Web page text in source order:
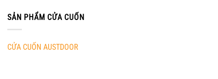
SẢN PHẨM CỬA CUỐN
CỬA CUỐN AUSTDOOR